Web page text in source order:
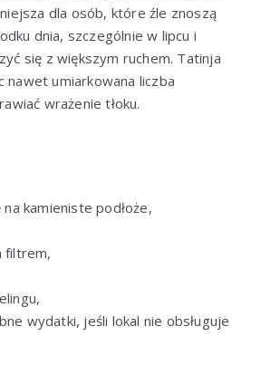
dla osób, które źle znoszą
dnia, szczególnie w lipcu i
się z większym ruchem. Tatinja
nawet umiarkowana liczba
wrażenie tłoku.
kamieniste podłoże,
filtrem,
wydatki, jeśli lokal nie obsługuje